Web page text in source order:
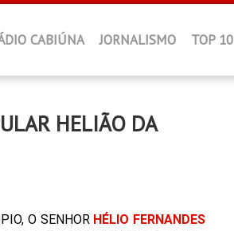
CABIÚNA JORNALISMO TOP 10
HELIÃO DA
O SENHOR HÉLIO FERNANDES